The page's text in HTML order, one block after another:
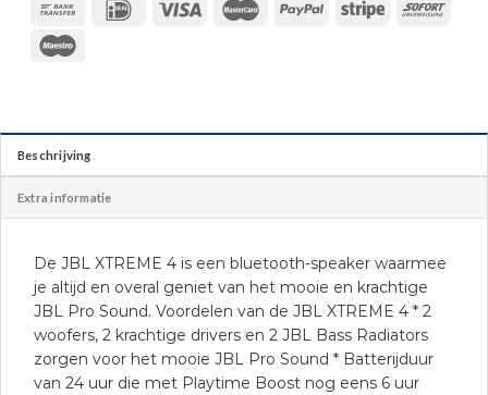
Beschrijving
Extra informatie
De JBL XTREME 4 is een bluetooth-speaker waarmee
je altijd en overal geniet van het mooie en krachtige
JBL Pro Sound. Voordelen van de JBL XTREME 4 * 2
woofers, 2 krachtige drivers en 2 JBL Bass Radiators
zorgen voor het mooie JBL Pro Sound * Batterijduur
van 24 uur die met Playtime Boost nog eens 6 uur